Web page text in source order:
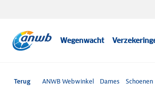
Wegenwacht
Terug ANWB Webwinkel Dames Schoenen